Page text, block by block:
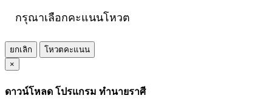
กรุณาเลือกคะแนนโหวต
ยกเลิก
โหวตคะแนน
×
ดาวน์โหลด โปรแกรม ทำนายราศี